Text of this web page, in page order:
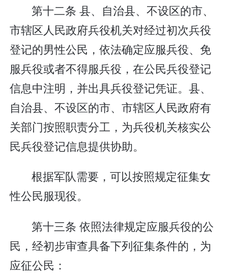
第十二条 县、自治县、不设区的市、
市辖区人民政府兵役机关对经过初次兵役
登记的男性公民，依法确定应服兵役、免
服兵役或者不得服兵役，在公民兵役登记
信息中注明，并出具兵役登记凭证。县、
自治县、不设区的市、市辖区人民政府有
关部门按照职责分工，为兵役机关核实公
民兵役登记信息提供协助。
根据军队需要，可以按照规定征集女
性公民服现役。
第十三条 依照法律规定应服兵役的公
民，经初步审查具备下列征集条件的，为
应征公民：